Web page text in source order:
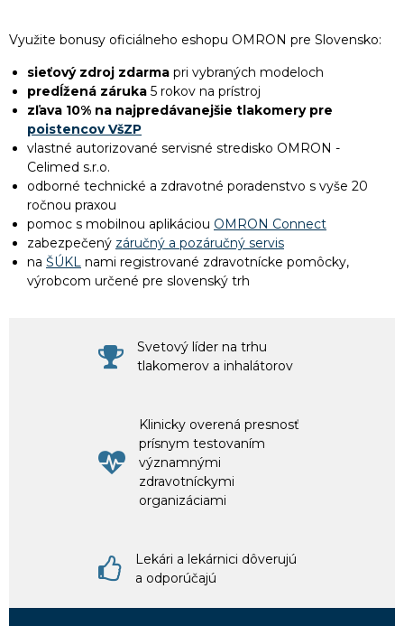
Využite bonusy oficiálneho eshopu OMRON pre Slovensko:
sieťový zdroj zdarma pri vybraných modeloch
predĺžená záruka 5 rokov na prístroj
zľava 10% na najpredávanejšie tlakomery pre
poistencov VšZP
vlastné autorizované servisné stredisko OMRON -
Celimed s.r.o.
odborné technické a zdravotné poradenstvo s vyše 20
ročnou praxou
pomoc s mobilnou aplikáciou OMRON Connect
zabezpečený záručný a pozáručný servis
na ŠÚKL nami registrované zdravotnícke pomôcky,
výrobcom určené pre slovenský trh
Svetový líder na trhu
tlakomerov a inhalátorov
Klinicky overená presnosť
prísnym testovaním
významnými
zdravotníckymi
organizáciami
Lekári a lekárnici dôverujú
a odporúčajú